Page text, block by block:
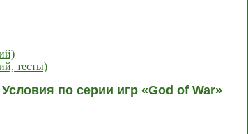
тесты)
по серии игр «God of War»